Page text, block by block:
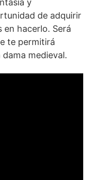
y
de adquirir
​en⁢ hacerlo. Será
te permitirá
medieval.